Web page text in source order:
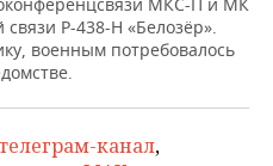
МКС-П и МК
Р-438-Н «Белозёр».
военным потребовалось
телеграм-канал,